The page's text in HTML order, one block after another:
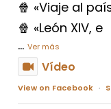
🍿 «Viaje al
🍿 «León XIV, e
... Ver más
Vídeo
View on Facebook ·